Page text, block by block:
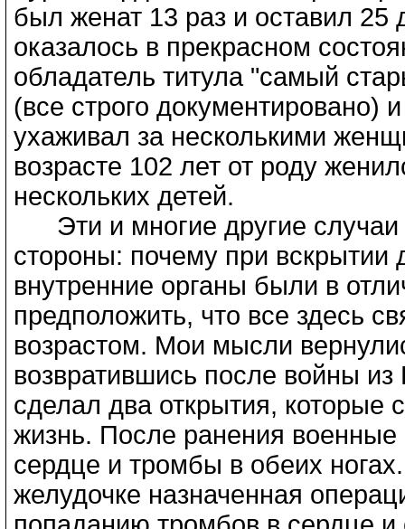
был женат 13 раз и оставил 25
оказалось в прекрасном
обладатель титула "самый
(все строго документировано)
ухаживал за несколькими
возрасте 102 лет от роду
нескольких детей.
Эти и многие другие случаи
стороны: почему при вскрытии
внутренние органы были в
предположить, что все здесь
возрастом. Мои мысли
возвратившись после войны
сделал два открытия, которые
жизнь. После ранения
сердце и тромбы в обеих
желудочке назначенная